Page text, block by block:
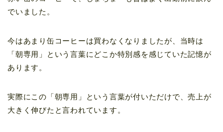
でいました。
今はあまり缶コーヒーは買わなくなりましたが、当時は
「朝専用」という言葉にどこか特別感を感じていた記憶が
あります。
実際にこの「朝専用」という言葉が付いただけで、売上が
大きく伸びたと言われています。